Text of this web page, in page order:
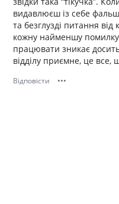
видавлюєш із себе
та безглузді питання від
кожну найменшу
працювати зникає
відділу приємне, це все,
Відповісти •••